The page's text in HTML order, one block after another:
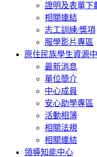
證明及表單下
相關連結
志工訓練/獎項
服學影片專區
原住民族學生資源
最新消息
單位簡介
中心成員
安心助學專區
活動相簿
相關法規
相關連結
領導知能中心